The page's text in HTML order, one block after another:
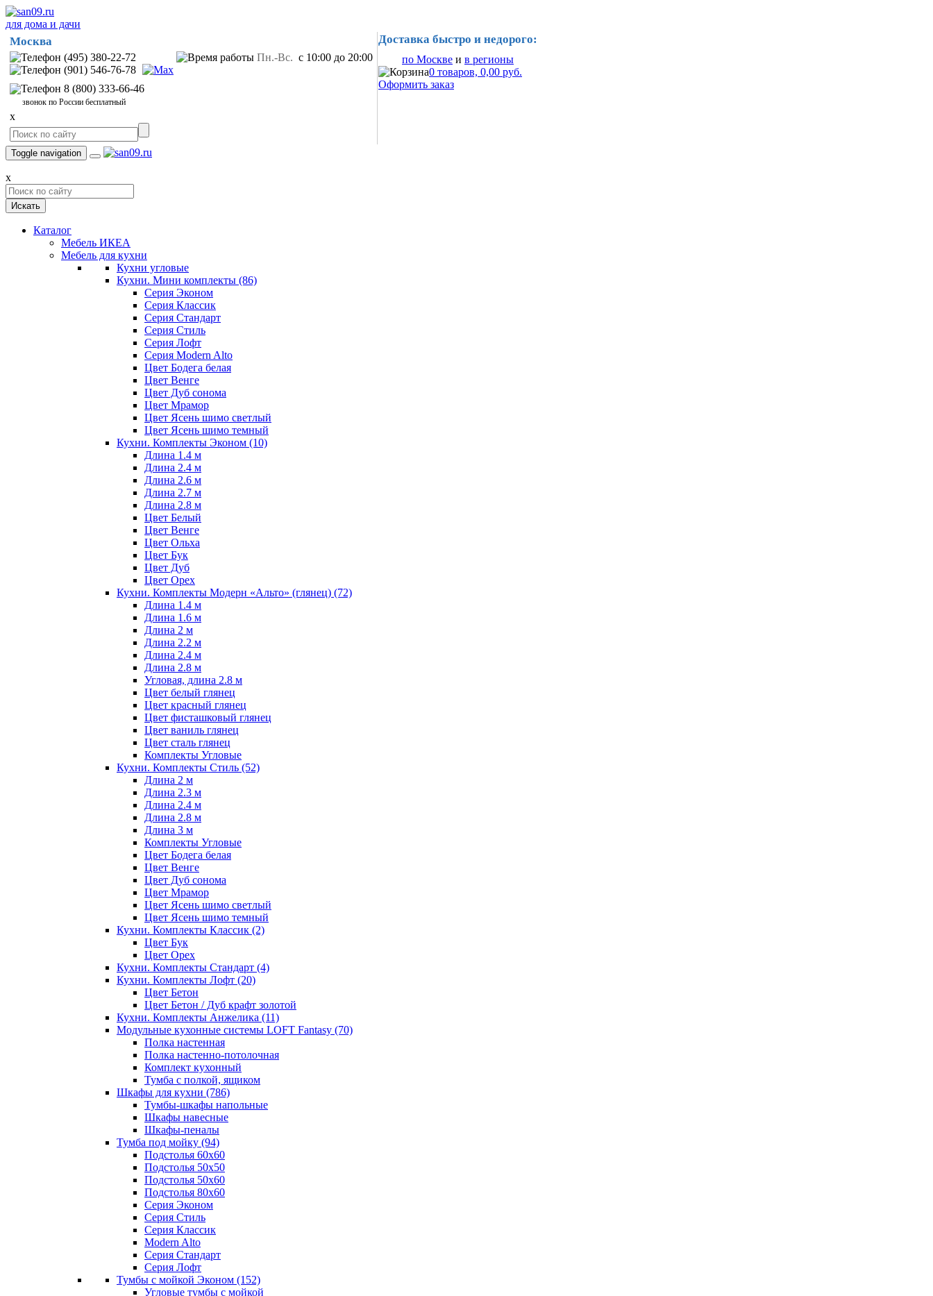
для дома и дачи
Москва
(495) 380-22-72
(901) 546-76-78
8 (800) 333-66-46
звонок по России бесплатный
Пн.-Вс. с 10:00 до 20:00
x
Доставка быстро и недорого:
по Москве и в регионы
0 товаров, 0,00 руб.
Оформить заказ
Toggle navigation
x
Искать
Каталог
Мебель ИКЕА
Мебель для кухни
Кухни угловые
Кухни. Мини комплекты (86)
Серия Эконом
Серия Классик
Серия Стандарт
Серия Стиль
Серия Лофт
Серия Modern Alto
Цвет Бодега белая
Цвет Венге
Цвет Дуб сонома
Цвет Мрамор
Цвет Ясень шимо светлый
Цвет Ясень шимо темный
Кухни. Комплекты Эконом (10)
Длина 1.4 м
Длина 2.4 м
Длина 2.6 м
Длина 2.7 м
Длина 2.8 м
Цвет Белый
Цвет Венге
Цвет Ольха
Цвет Бук
Цвет Дуб
Цвет Орех
Кухни. Комплекты Модерн «Альто» (глянец) (72)
Длина 1.4 м
Длина 1.6 м
Длина 2 м
Длина 2.2 м
Длина 2.4 м
Длина 2.8 м
Угловая, длина 2.8 м
Цвет белый глянец
Цвет красный глянец
Цвет фисташковый глянец
Цвет ваниль глянец
Цвет сталь глянец
Комплекты Угловые
Кухни. Комплекты Стиль (52)
Длина 2 м
Длина 2.3 м
Длина 2.4 м
Длина 2.8 м
Длина 3 м
Комплекты Угловые
Цвет Бодега белая
Цвет Венге
Цвет Дуб сонома
Цвет Мрамор
Цвет Ясень шимо светлый
Цвет Ясень шимо темный
Кухни. Комплекты Классик (2)
Цвет Бук
Цвет Орех
Кухни. Комплекты Стандарт (4)
Кухни. Комплекты Лофт (20)
Цвет Бетон
Цвет Бетон / Дуб крафт золотой
Кухни. Комплекты Анжелика (11)
Модульные кухонные системы LOFT Fantasy (70)
Полка настенная
Полка настенно-потолочная
Комплект кухонный
Тумба с полкой, ящиком
Шкафы для кухни (786)
Тумбы-шкафы напольные
Шкафы навесные
Шкафы-пеналы
Тумба под мойку (94)
Подстолья 60х60
Подстолья 50х50
Подстолья 50х60
Подстолья 80х60
Серия Эконом
Серия Стиль
Серия Классик
Modern Alto
Серия Стандарт
Серия Лофт
Тумбы с мойкой Эконом (152)
Угловые тумбы с мойкой